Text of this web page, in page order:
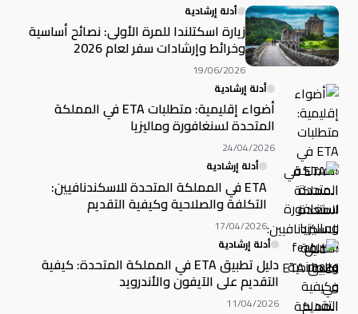
أدلة إرشادية
زيارة اسكتلندا للمرة الأولى: نصائح أساسية
وخرائط وإرشادات سفر لعام 2026
19/06/2026
أدلة إرشادية
أضواء إقليمية: متطلبات ETA في المملكة
المتحدة لسنغافورة وماليزيا
24/04/2026
أدلة إرشادية
ETA في المملكة المتحدة للاسكندنافيين:
التكلفة والصلاحية وكيفية التقديم
17/04/2026
أدلة إرشادية
دليل تطبيق ETA في المملكة المتحدة: كيفية
التقديم على الآيفون والأندرويد
11/04/2026